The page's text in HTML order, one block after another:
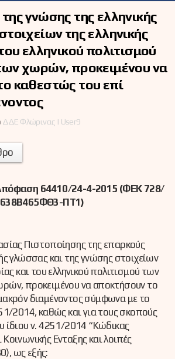
γνώσης της ελληνικής
της ελληνικής
ελληνικού πολιτισμού
χωρών, προκειμένου να
καθεστώς του επί
ΔΔΕ Φλώρινας | User9
64410/24-4-2015 (ΦΕΚ 728/
ΠΤ1)
Πιστοποίησης της επαρκούς
γλώσσας και της γνώσης στοιχείων
και του ελληνικού πολιτισμού των
προκειμένου να αποκτήσουν το
διαμένοντος σύμφωνα με το
2014, καθώς και για τους σκοπούς
ίδιου ν. 4251/2014 “Κώδικας
Ενταξης και λοιπές
ως εξής: